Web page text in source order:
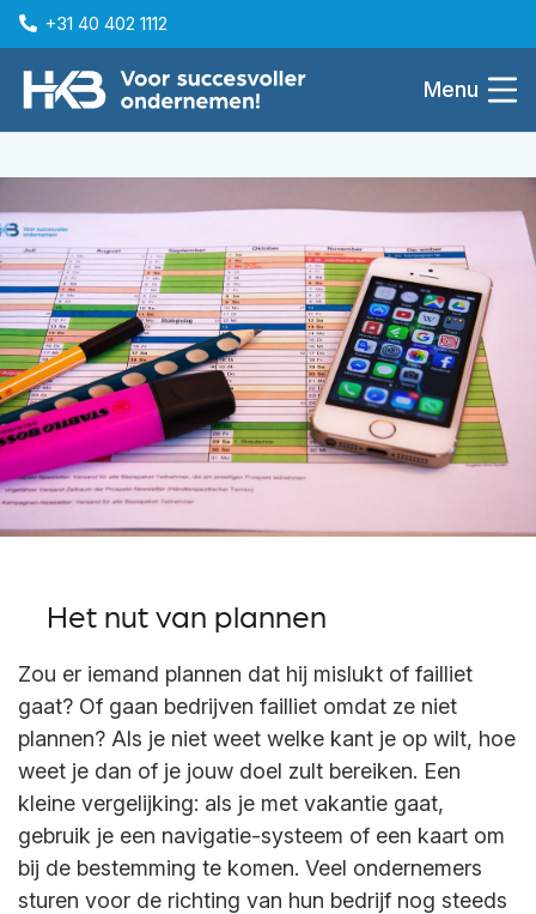
+31 40 402 1112
Menu
Het nut van plannen
Zou er iemand plannen dat hij mislukt of failliet
gaat? Of gaan bedrijven failliet omdat ze niet
plannen? Als je niet weet welke kant je op wilt, hoe
weet je dan of je jouw doel zult bereiken. Een
kleine vergelijking: als je met vakantie gaat,
gebruik je een navigatie-systeem of een kaart om
bij de bestemming te komen. Veel ondernemers
sturen voor de richting van hun bedrijf nog steeds